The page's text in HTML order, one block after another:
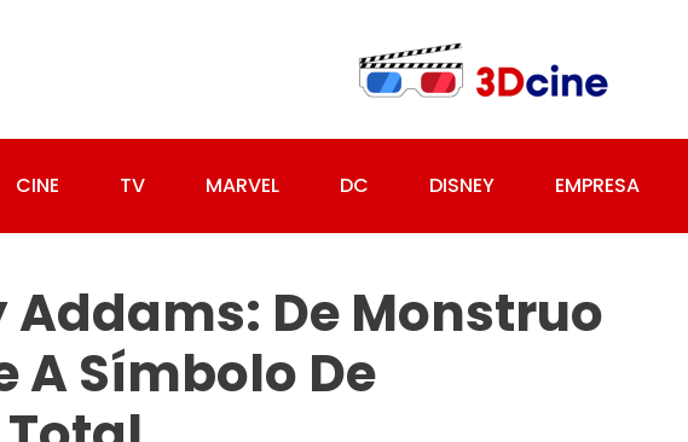
CINE TV MARVEL DC DISNEY EMPRESA
De Monstruo
A Símbolo De